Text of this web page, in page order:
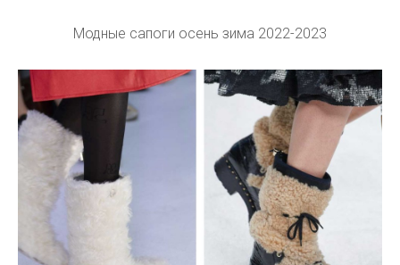
Модные сапоги осень зима 2022-2023